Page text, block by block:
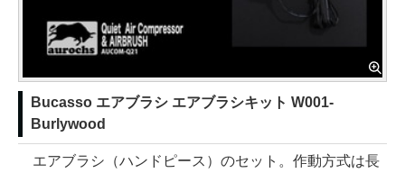
Bucasso エアブラシ エアブラシキット W001-
Burlywood
エアブラシ（ハンドピース）のセット。作動方式は長